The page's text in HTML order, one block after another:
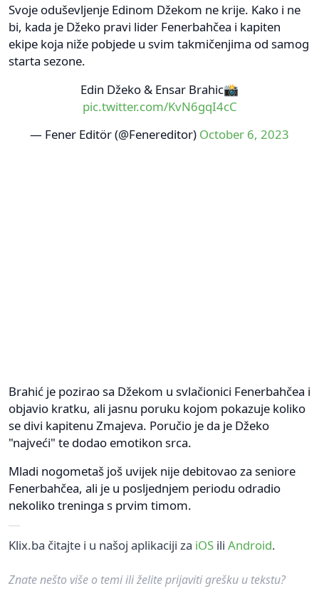
Svoje oduševljenje Edinom Džekom ne krije. Kako i ne
bi, kada je Džeko pravi lider Fenerbahčea i kapiten
ekipe koja niže pobjede u svim takmičenjima od samog
starta sezone.
Edin Džeko & Ensar Brahic📸
pic.twitter.com/KvN6gqI4cC
— Fener Editör (@Fenereditor) October 6, 2023
Brahić je pozirao sa Džekom u svlačionici Fenerbahčea i
objavio kratku, ali jasnu poruku kojom pokazuje koliko
se divi kapitenu Zmajeva. Poručio je da je Džeko
"najveći" te dodao emotikon srca.
Mladi nogometaš još uvijek nije debitovao za seniore
Fenerbahčea, ali je u posljednjem periodu odradio
nekoliko treninga s prvim timom.
Klix.ba čitajte i u našoj aplikaciji za iOS ili Android.
Znate nešto više o temi ili želite prijaviti grešku u tekstu?